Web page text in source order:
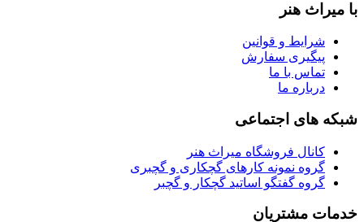
با میراث هنر
شرایط و قوانین
پیگیری سفارش
تماس با ما
درباره ما
شبکه های اجتماعی
کانال فروشگاه میراث هنر
گروه نمونه کارهای گچکاری و گچبری
گروه گفتگو اساتید گچکار و گچبر
خدمات مشتریان